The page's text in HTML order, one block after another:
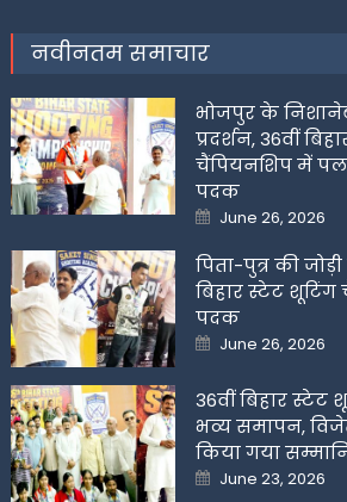
नवीनतम समाचार
भोजपुर के
प्रदर्शन, 36वीं
चैंपियनशिप में
पदक
Posted
on
June 26, 2026
पिता-पुत्र की
बिहार स्टेट शूटिंग
पदक
Posted
on
June 26, 2026
36वीं बिहार
भव्य समापन,
किया गया
Posted
on
June 23, 2026